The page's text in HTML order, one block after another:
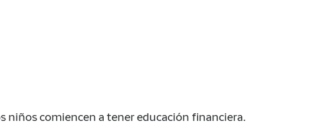
niños comiencen a tener educación financiera.